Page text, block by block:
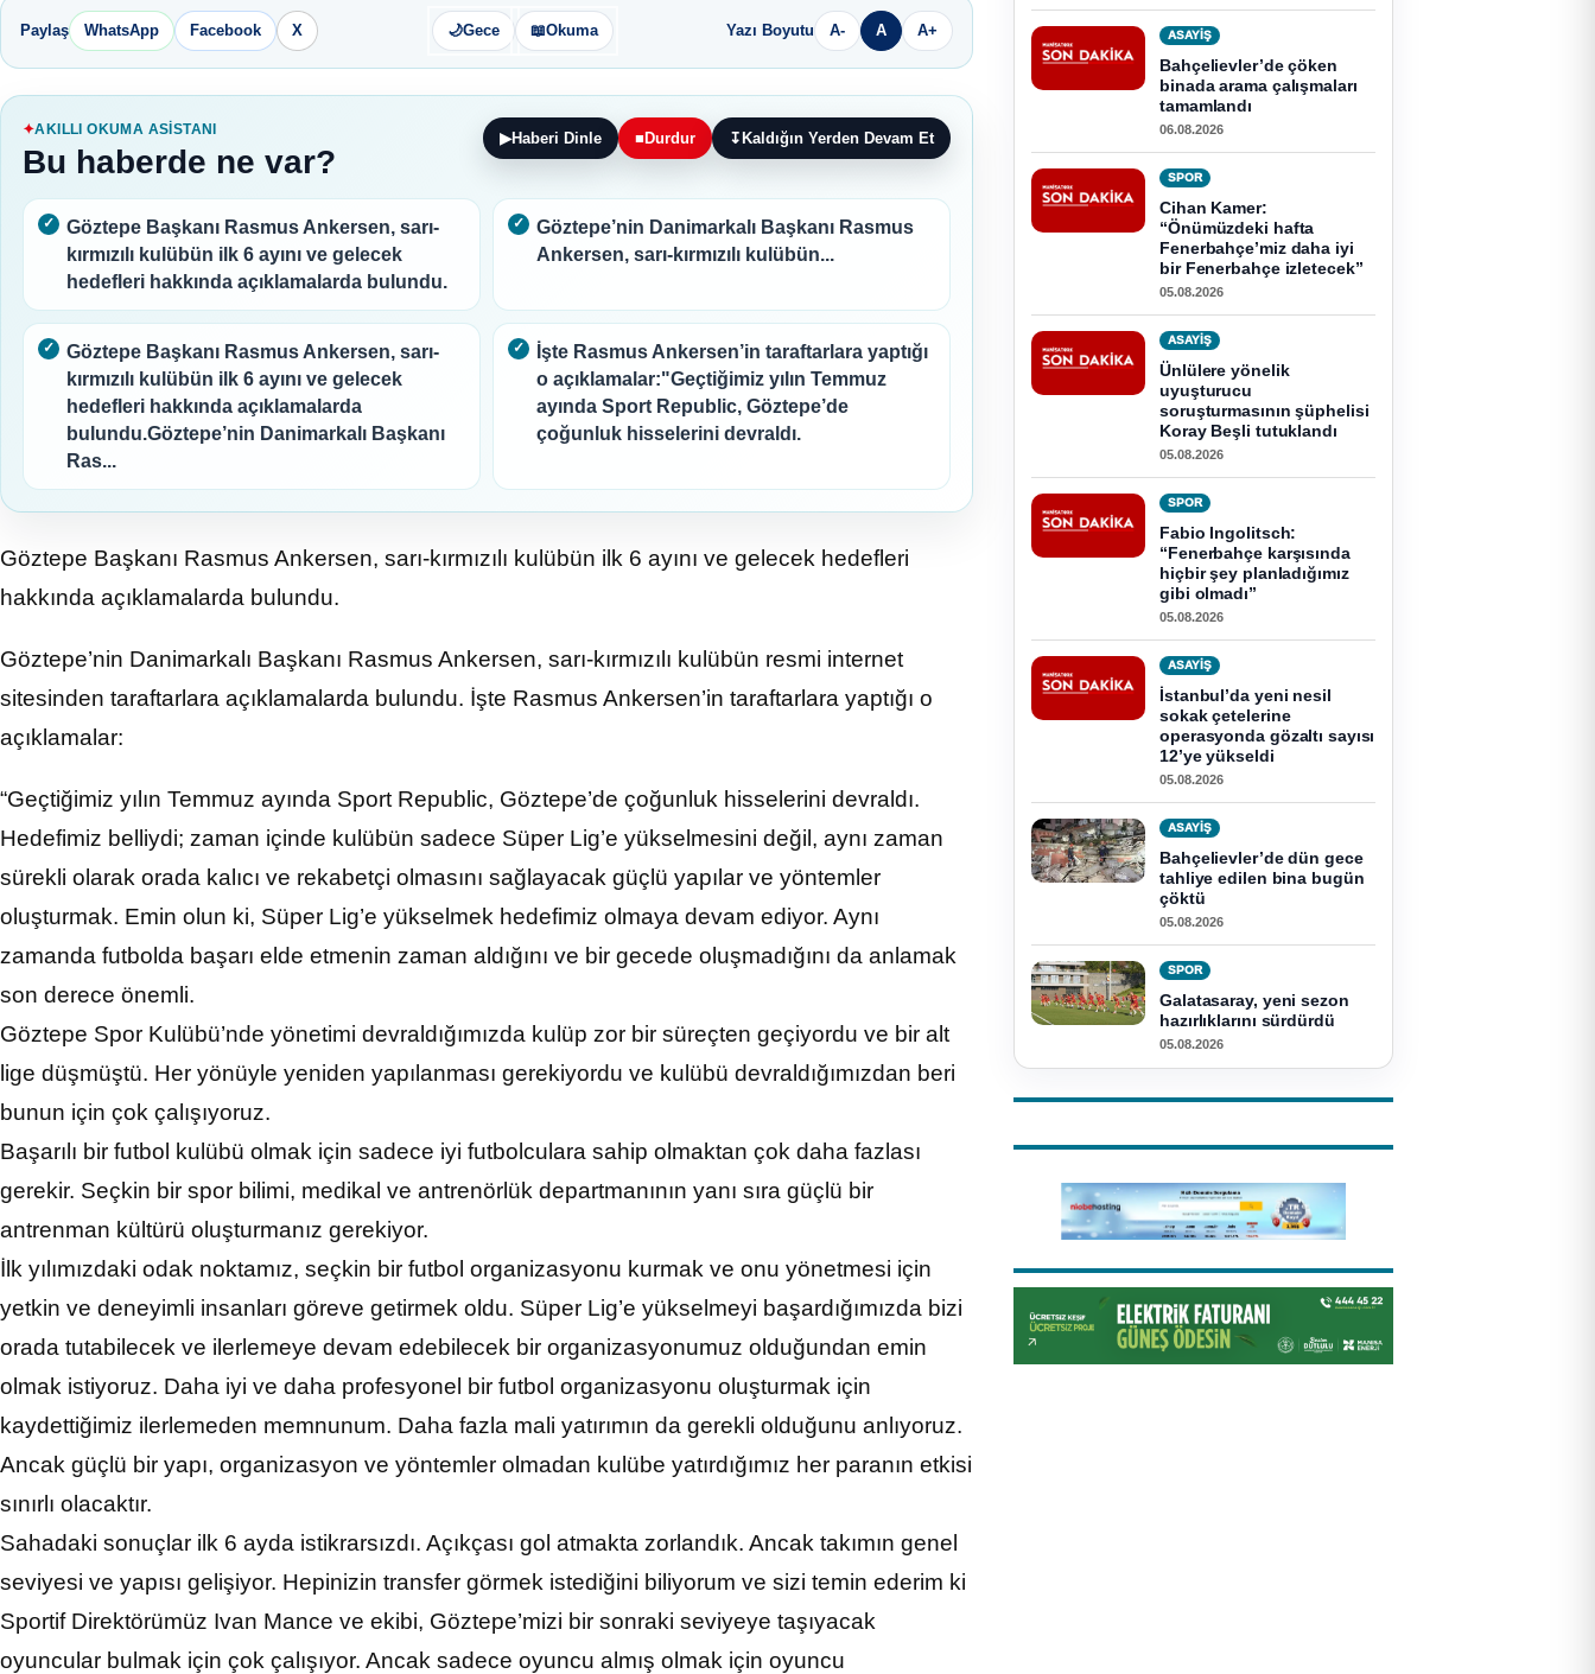
Paylaş WhatsApp Facebook X 🌙Gece 📖Okuma Yazı Boyutu A- A A+
AKILLI OKUMA ASISTANI
Bu haberde ne var?
▶Haberi Dinle ■Durdur ↧Kaldığın Yerden Devam Et
Göztepe Başkanı Rasmus Ankersen, sarı-
kırmızılı kulübün ilk 6 ayını ve gelecek
hedefleri hakkında açıklamalarda bulundu.
Göztepe’nin Danimarkalı Başkanı Rasmus
Ankersen, sarı-kırmızılı kulübün...
Göztepe Başkanı Rasmus Ankersen, sarı-
kırmızılı kulübün ilk 6 ayını ve gelecek
hedefleri hakkında açıklamalarda
bulundu.Göztepe’nin Danimarkalı Başkanı
Ras...
İşte Rasmus Ankersen’in taraftarlara yaptığı
o açıklamalar:"Geçtiğimiz yılın Temmuz
ayında Sport Republic, Göztepe’de
çoğunluk hisselerini devraldı.
Göztepe Başkanı Rasmus Ankersen, sarı-kırmızılı kulübün ilk 6 ayını ve gelecek hedefleri
hakkında açıklamalarda bulundu.
Göztepe’nin Danimarkalı Başkanı Rasmus Ankersen, sarı-kırmızılı kulübün resmi internet
sitesinden taraftarlara açıklamalarda bulundu. İşte Rasmus Ankersen’in taraftarlara yaptığı o
açıklamalar:
“Geçtiğimiz yılın Temmuz ayında Sport Republic, Göztepe’de çoğunluk hisselerini devraldı.
Hedefimiz belliydi; zaman içinde kulübün sadece Süper Lig’e yükselmesini değil, aynı zaman
sürekli olarak orada kalıcı ve rekabetçi olmasını sağlayacak güçlü yapılar ve yöntemler
oluşturmak. Emin olun ki, Süper Lig’e yükselmek hedefimiz olmaya devam ediyor. Aynı
zamanda futbolda başarı elde etmenin zaman aldığını ve bir gecede oluşmadığını da anlamak
son derece önemli.
Göztepe Spor Kulübü’nde yönetimi devraldığımızda kulüp zor bir süreçten geçiyordu ve bir alt
lige düşmüştü. Her yönüyle yeniden yapılanması gerekiyordu ve kulübü devraldığımızdan beri
bunun için çok çalışıyoruz.
Başarılı bir futbol kulübü olmak için sadece iyi futbolculara sahip olmaktan çok daha fazlası
gerekir. Seçkin bir spor bilimi, medikal ve antrenörlük departmanının yanı sıra güçlü bir
antrenman kültürü oluşturmanız gerekiyor.
İlk yılımızdaki odak noktamız, seçkin bir futbol organizasyonu kurmak ve onu yönetmesi için
yetkin ve deneyimli insanları göreve getirmek oldu. Süper Lig’e yükselmeyi başardığımızda bizi
orada tutabilecek ve ilerlemeye devam edebilecek bir organizasyonumuz olduğundan emin
olmak istiyoruz. Daha iyi ve daha profesyonel bir futbol organizasyonu oluşturmak için
kaydettiğimiz ilerlemeden memnunum. Daha fazla mali yatırımın da gerekli olduğunu anlıyoruz.
Ancak güçlü bir yapı, organizasyon ve yöntemler olmadan kulübe yatırdığımız her paranın etkisi
sınırlı olacaktır.
Sahadaki sonuçlar ilk 6 ayda istikrarsızdı. Açıkçası gol atmakta zorlandık. Ancak takımın genel
seviyesi ve yapısı gelişiyor. Hepinizin transfer görmek istediğini biliyorum ve sizi temin ederim ki
Sportif Direktörümüz Ivan Mance ve ekibi, Göztepe’mizi bir sonraki seviyeye taşıyacak
oyuncular bulmak için çok çalışıyor. Ancak sadece oyuncu almış olmak için oyuncu
ASAYİŞ
Bahçelievler’de çöken
binada arama çalışmaları
tamamlandı
06.08.2026
SPOR
Cihan Kamer:
“Önümüzdeki hafta
Fenerbahçe’miz daha iyi
bir Fenerbahçe izletecek”
05.08.2026
ASAYİŞ
Ünlülere yönelik
uyuşturucu
soruşturmasının şüphelisi
Koray Beşli tutuklandı
05.08.2026
SPOR
Fabio Ingolitsch:
“Fenerbahçe karşısında
hiçbir şey planladığımız
gibi olmadı”
05.08.2026
ASAYİŞ
İstanbul’da yeni nesil
sokak çetelerine
operasyonda gözaltı sayısı
12’ye yükseldi
05.08.2026
ASAYİŞ
Bahçelievler’de dün gece
tahliye edilen bina bugün
çöktü
05.08.2026
SPOR
Galatasaray, yeni sezon
hazırlıklarını sürdürdü
05.08.2026